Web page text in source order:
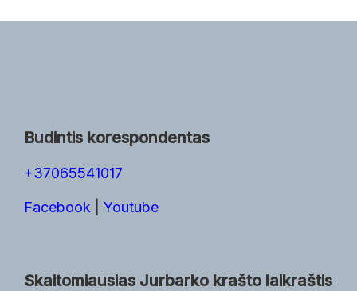
Budintis korespondentas
+37065541017
Facebook Youtube
Skaitomiausias Jurbarko krašto laikraštis